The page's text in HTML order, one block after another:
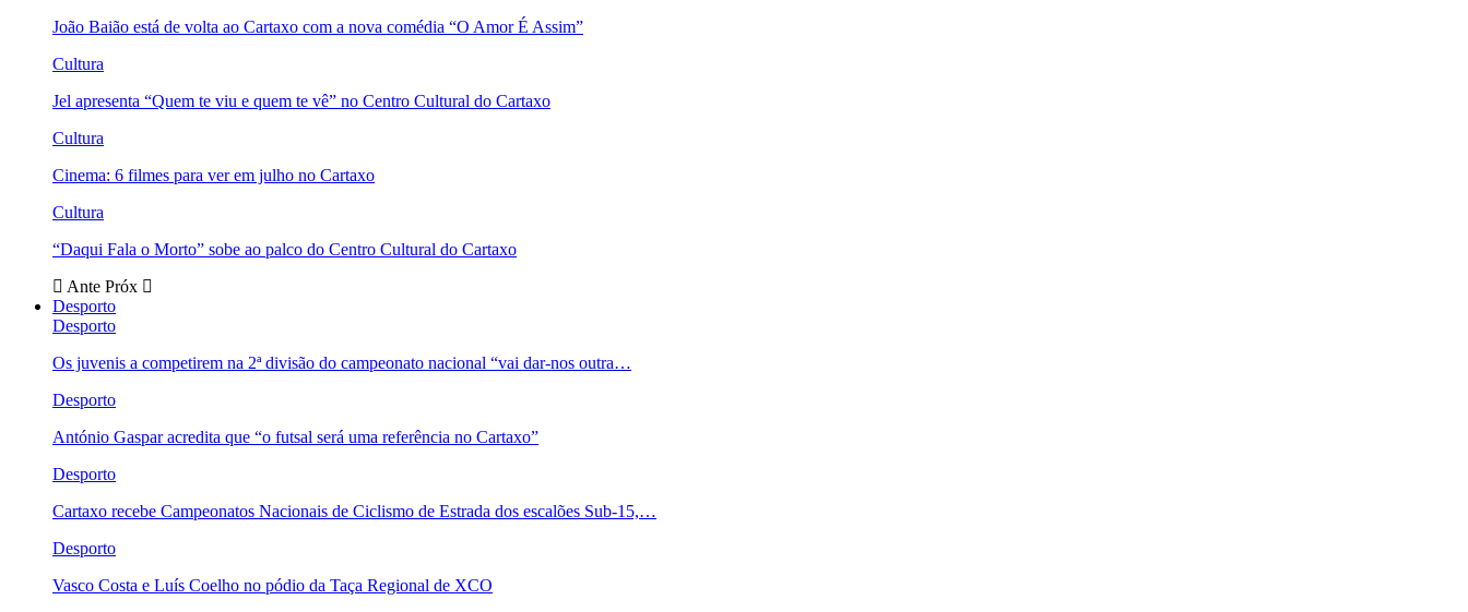
João Baião está de volta ao Cartaxo com a nova comédia “O Amor É Assim”
Cultura
Jel apresenta “Quem te viu e quem te vê” no Centro Cultural do Cartaxo
Cultura
Cinema: 6 filmes para ver em julho no Cartaxo
Cultura
“Daqui Fala o Morto” sobe ao palco do Centro Cultural do Cartaxo
Ante Próx
Desporto
Desporto
Os juvenis a competirem na 2ª divisão do campeonato nacional “vai dar-nos outra…
Desporto
António Gaspar acredita que “o futsal será uma referência no Cartaxo”
Desporto
Cartaxo recebe Campeonatos Nacionais de Ciclismo de Estrada dos escalões Sub-15,…
Desporto
Vasco Costa e Luís Coelho no pódio da Taça Regional de XCO